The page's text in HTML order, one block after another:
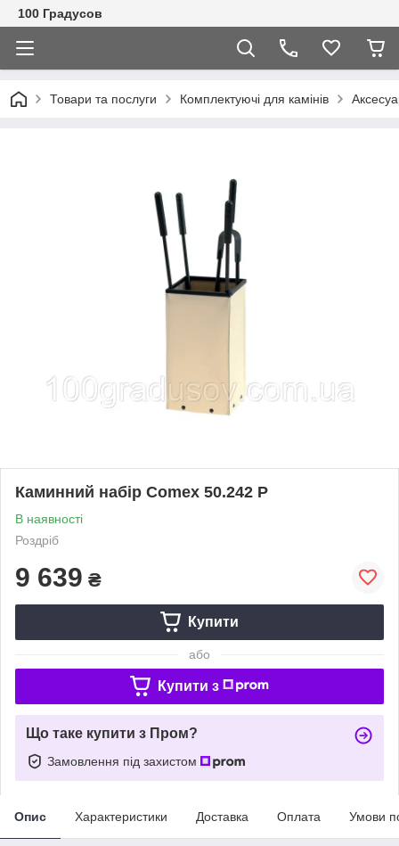
100 Градусов
Товари та послуги Комплектуючі для камінів
Каминний набір Comex 50.242 P
В наявності
Роздріб
9 639 ₴
Купити
або
Купити з
Що таке купити з Пром?
Замовлення під захистом
Опис Характеристики Доставка Оплата Умови